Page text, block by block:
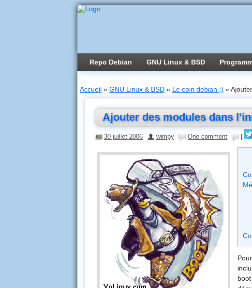
Repo Debian GNU Linux & BSD
Accueil » GNU Linux & BSD » Le coin debian ;) »
Ajouter des modules dans
30 juillet 2006 wimpy One comment